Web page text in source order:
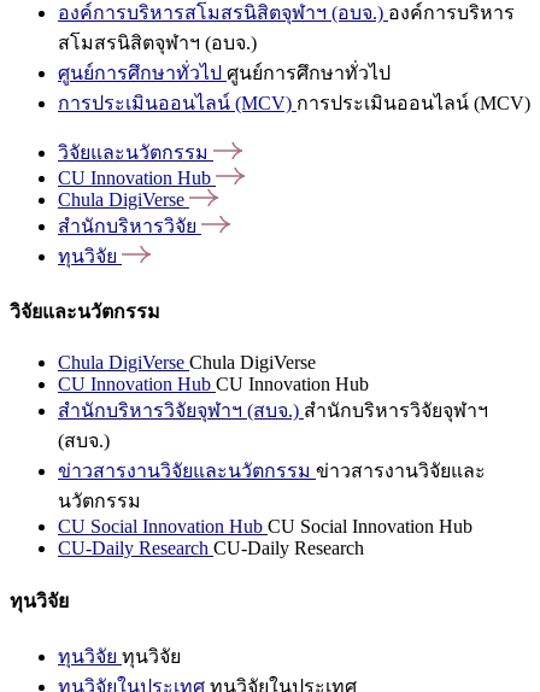
องค์การบริหารสโมสรนิสิตจุฬาฯ (อบจ.) องค์การบริหาร
สโมสรนิสิตจุฬาฯ (อบจ.)
ศูนย์การศึกษาทั่วไป ศูนย์การศึกษาทั่วไป
การประเมินออนไลน์ (MCV) การประเมินออนไลน์ (MCV)
วิจัยและนวัตกรรม
CU Innovation Hub
Chula DigiVerse
สำนักบริหารวิจัย
ทุนวิจัย
วิจัยและนวัตกรรม
Chula DigiVerse Chula DigiVerse
CU Innovation Hub CU Innovation Hub
สำนักบริหารวิจัยจุฬาฯ (สบจ.) สำนักบริหารวิจัยจุฬาฯ
(สบจ.)
ข่าวสารงานวิจัยและนวัตกรรม ข่าวสารงานวิจัยและ
นวัตกรรม
CU Social Innovation Hub CU Social Innovation Hub
CU-Daily Research CU-Daily Research
ทุนวิจัย
ทุนวิจัย ทุนวิจัย
ทุนวิจัยในประเทศ ทุนวิจัยในประเทศ